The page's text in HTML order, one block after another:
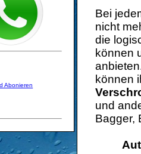
Abonieren
Bei
nicht
die
können
können
und
Bagger,